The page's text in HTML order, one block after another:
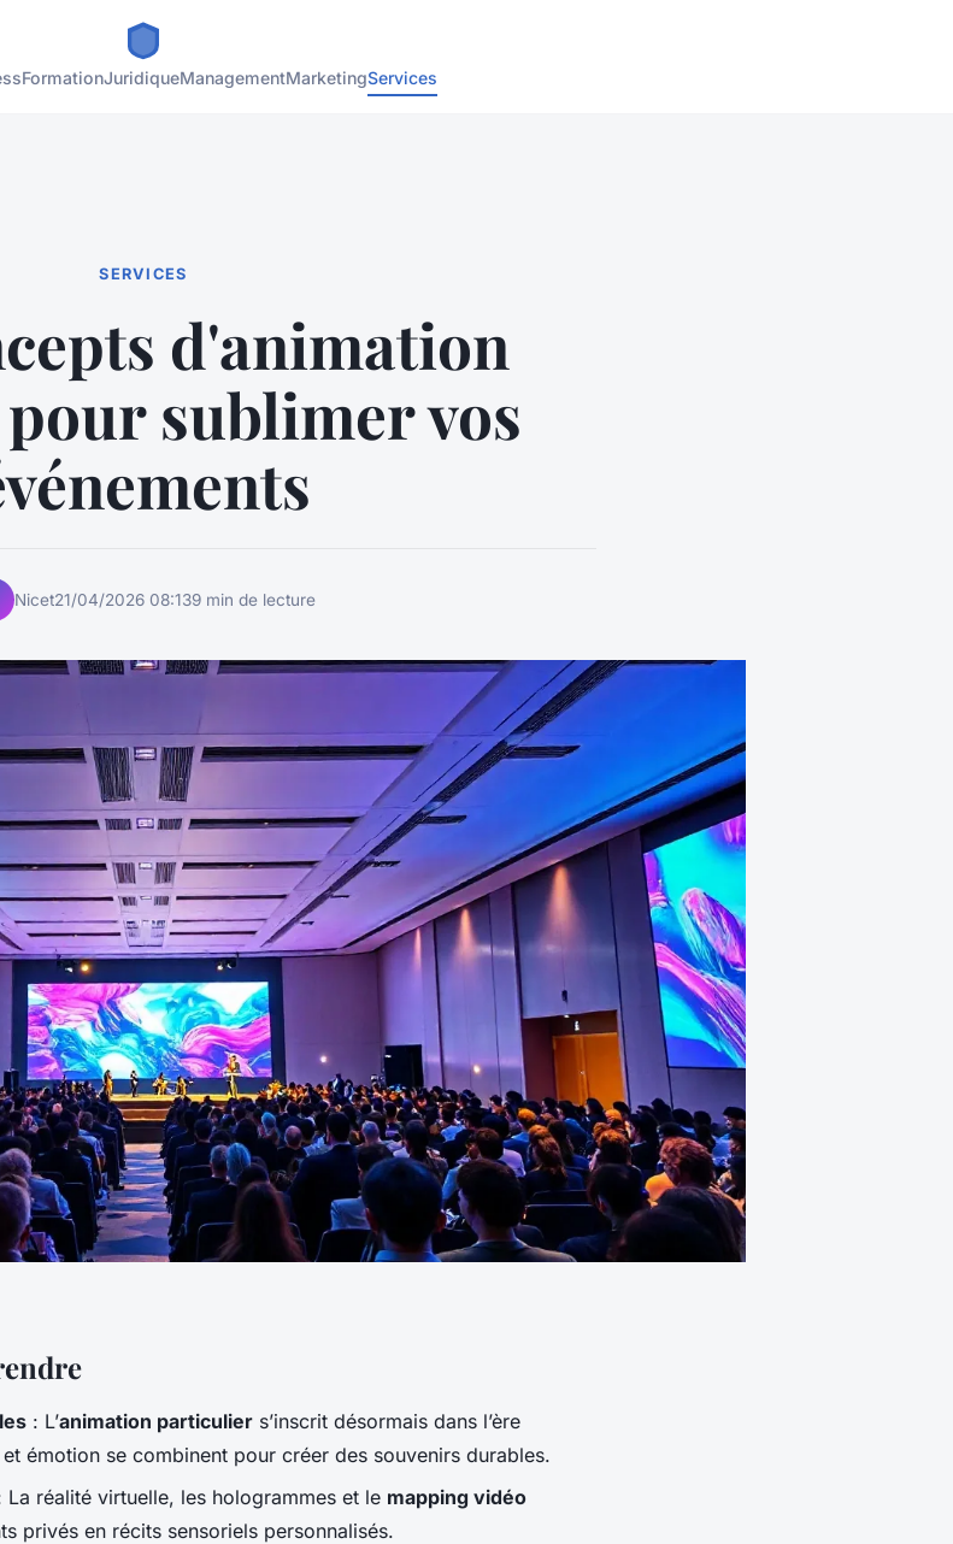
FormationJuridiqueManagementMarketingServices
SERVICES
d'animation
sublimer vos
Nicet21/04/2026 08:139 min de lecture
: L’animation particulier s’inscrit désormais dans l’ère
émotion se combinent pour créer des souvenirs durables.
La réalité virtuelle, les hologrammes et le mapping vidéo
privés en récits sensoriels personnalisés.